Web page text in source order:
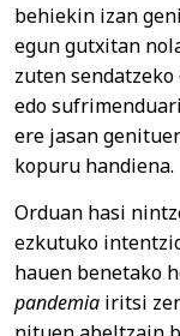
behiekin izan
egun gutxitan
zuten
edo
ere jasan
kopuru handiena.
Orduan hasi
ezkutuko
hauen benetako
pandemia iritsi